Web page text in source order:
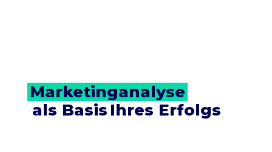
Marketinganalyse
als Basis Ihres Erfolgs